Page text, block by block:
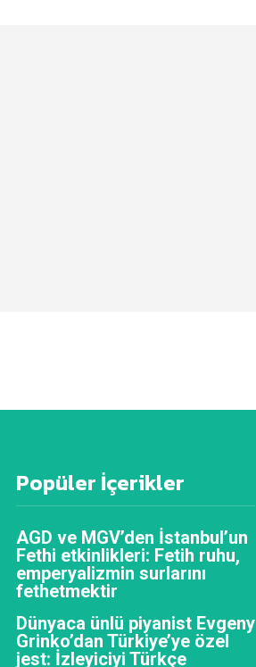
Popüler İçerikler
AGD ve MGV’den İstanbul’un
Fethi etkinlikleri: Fetih ruhu,
emperyalizmin surlarını
fethetmektir
Dünyaca ünlü piyanist Evgeny
Grinko’dan Türkiye’ye özel
jest: İzleyiciyi Türkçe